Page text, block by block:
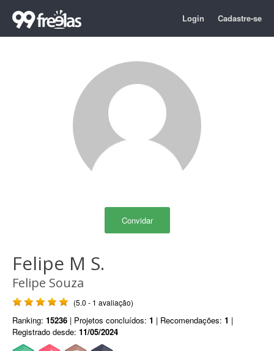
Login Cadastre-se
Convidar
Felipe M S.
Felipe Souza
(5.0 - 1 avaliação)
Ranking: 15236 | Projetos concluídos: 1 | Recomendações: 1 |
Registrado desde: 11/05/2024